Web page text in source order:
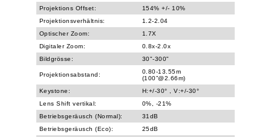
Projektions Offset:
154% +/- 10%
Projektionsverhältnis:
1.2-2.04
Optischer Zoom:
1.7X
Digitaler Zoom:
0.8x-2.0x
Bildgrösse:
30"-300"
Projektionsabstand:
0.80-13.55m
(100”@2.66m)
Keystone:
H:+/-30° , V:+/-30°
Lens Shift vertikal:
0%, -21%
Betriebsgeräusch (Normal):
31dB
Betriebsgeräusch (Eco):
25dB